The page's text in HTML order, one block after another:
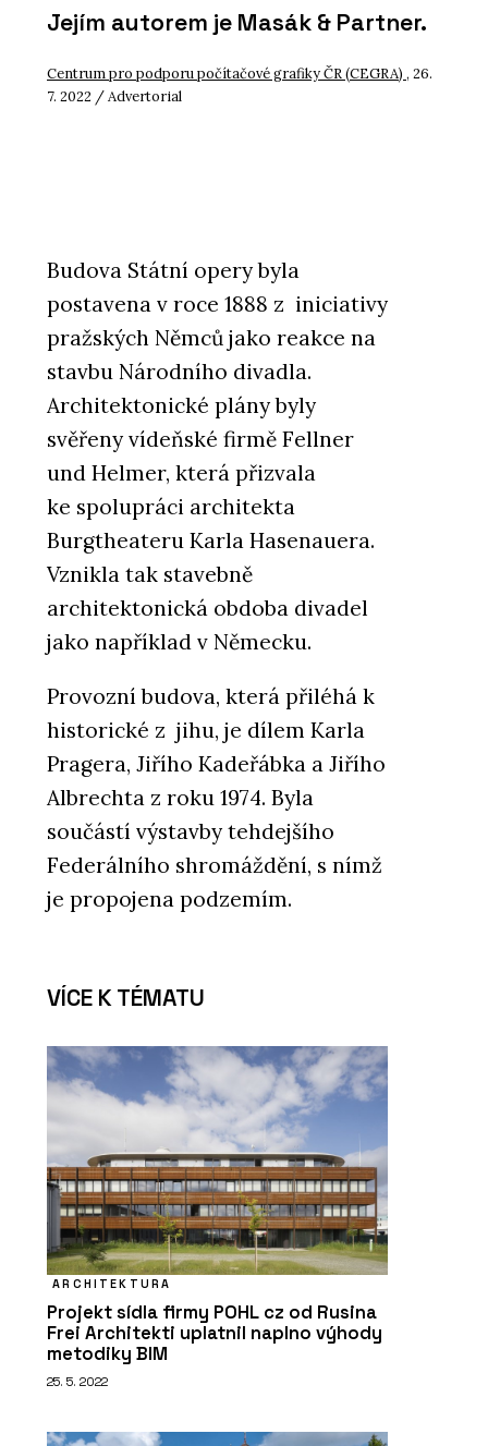
Jejím autorem je Masák & Partner.
Centrum pro podporu počítačové grafiky ČR (CEGRA) , 26.
7. 2022 / Advertorial
Budova Státní opery byla
postavena v roce 1888 z iniciativy
pražských Němců jako reakce na
stavbu Národního divadla.
Architektonické plány byly
svěřeny vídeňské firmě Fellner
und Helmer, která přizvala
ke spolupráci architekta
Burgtheateru Karla Hasenauera.
Vznikla tak stavebně
architektonická obdoba divadel
jako například v Německu.
Provozní budova, která přiléhá k
historické z jihu, je dílem Karla
Pragera, Jiřího Kadeřábka a Jiřího
Albrechta z roku 1974. Byla
součástí výstavby tehdejšího
Federálního shromáždění, s nímž
je propojena podzemím.
VÍCE K TÉMATU
ARCHITEKTURA
Projekt sídla firmy POHL cz od Rusina
Frei Architekti uplatnil naplno výhody
metodiky BIM
25. 5. 2022